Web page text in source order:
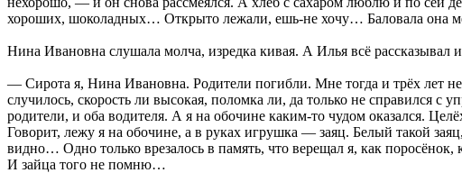
хороших, шоколадных… Открыто лежали, ешь-не хочу… Баловала она
Нина Ивановна слушала молча, изредка кивая. А Илья всё рассказывал и
— Сирота я, Нина Ивановна. Родители погибли. Мне тогда и трёх лет
случилось, скорость ли высокая, поломка ли, да только не справился
родители, и оба водителя. А я на обочине каким-то чудом оказался.
Говорит, лежу я на обочине, а в руках игрушка — заяц. Белый такой
видно… Одно только врезалось в память, что верещал я, как
И зайца того не помню…